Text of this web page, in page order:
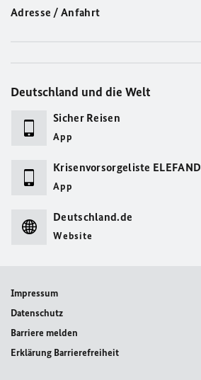
Adresse / Anfahrt
Deutschland und die Welt
Sicher Reisen
App
Krisenvorsorgeliste ELEFAND
App
Deutschland.de
Website
Impressum
Datenschutz
Barriere melden
Erklärung Barrierefreiheit